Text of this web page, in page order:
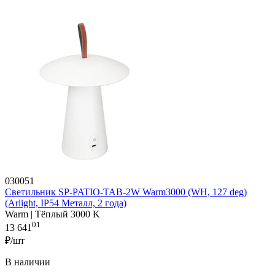
030051
Светильник SP-PATIO-TAB-2W Warm3000 (WH, 127 deg)
(Arlight, IP54 Металл, 2 года)
Warm | Тёплый 3000 K
13 641 01
₽/шт
В наличии